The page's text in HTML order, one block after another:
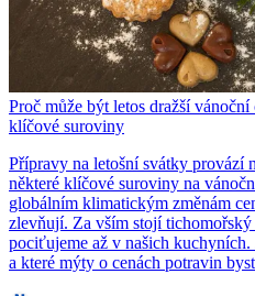
Proč může být letos dražší
klíčové suroviny
Přípravy na letošní svátky provází
některé klíčové suroviny na
globálním klimatickým změnám
zlevňují. Za vším stojí tichomořský
pociťujeme až v našich kuchyních.
a které mýty o cenách potravin